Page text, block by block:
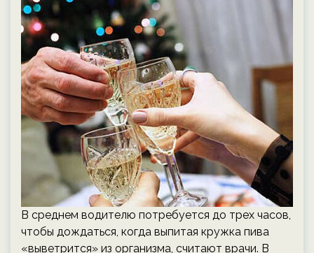
В среднем водителю потребуется до трех часов,
чтобы дождаться, когда выпитая кружка пива
«выветрится» из организма, считают врачи. В